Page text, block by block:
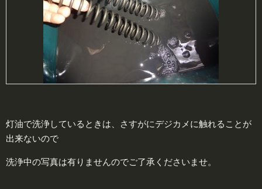
灯油で洗浄しているときは、さすがにデジカメに触れることが
出来ないので
洗浄中の写真は有りませんのでご了承くださいませ。